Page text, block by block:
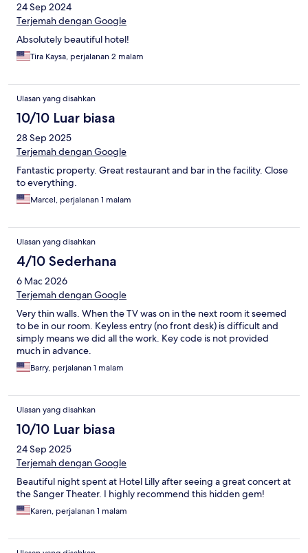
24 Sep 2024
Terjemah dengan Google
Absolutely beautiful hotel!
Tira Kaysa, perjalanan 2 malam
Ulasan yang disahkan
10/10 Luar biasa
28 Sep 2025
Terjemah dengan Google
Fantastic property. Great restaurant and bar in the facility. Close
to everything.
Marcel, perjalanan 1 malam
Ulasan yang disahkan
4/10 Sederhana
6 Mac 2026
Terjemah dengan Google
Very thin walls. When the TV was on in the next room it seemed
to be in our room. Keyless entry (no front desk) is difficult and
simply means we did all the work. Key code is not provided
much in advance.
Barry, perjalanan 1 malam
Ulasan yang disahkan
10/10 Luar biasa
24 Sep 2025
Terjemah dengan Google
Beautiful night spent at Hotel Lilly after seeing a great concert at
the Sanger Theater. I highly recommend this hidden gem!
Karen, perjalanan 1 malam